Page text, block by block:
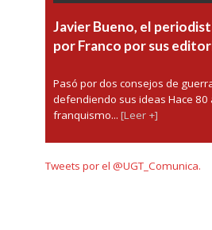
Javier Bueno, el
por Franco por sus
Pasó por dos consejos de
defendiendo sus ideas Hace 80
franquismo... [Leer +]
Tweets por el @UGT_Comunica.